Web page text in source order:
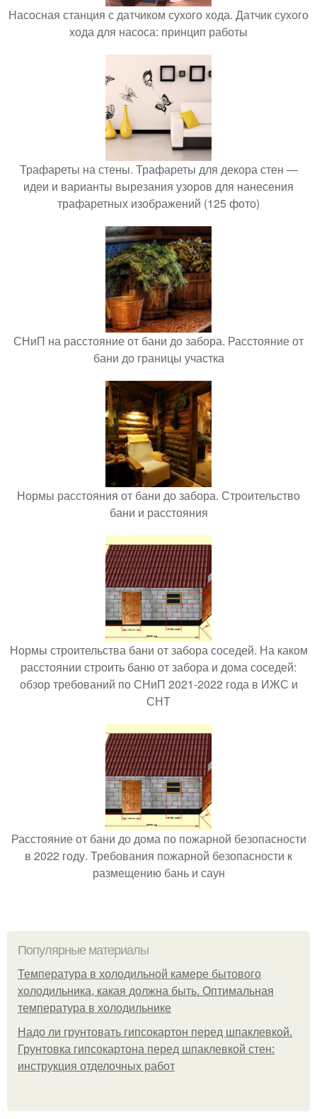
Насосная станция с датчиком сухого хода. Датчик сухого
хода для насоса: принцип работы
Трафареты на стены. Трафареты для декора стен —
идеи и варианты вырезания узоров для нанесения
трафаретных изображений (125 фото)
СНиП на расстояние от бани до забора. Расстояние от
бани до границы участка
Нормы расстояния от бани до забора. Строительство
бани и расстояния
Нормы строительства бани от забора соседей. На каком
расстоянии строить баню от забора и дома соседей:
обзор требований по СНиП 2021-2022 года в ИЖС и
СНТ
Расстояние от бани до дома по пожарной безопасности
в 2022 году. Требования пожарной безопасности к
размещению бань и саун
Популярные материалы
Температура в холодильной камере бытового
холодильника, какая должна быть. Оптимальная
температура в холодильнике
Надо ли грунтовать гипсокартон перед шпаклевкой.
Грунтовка гипсокартона перед шпаклевкой стен:
инструкция отделочных работ